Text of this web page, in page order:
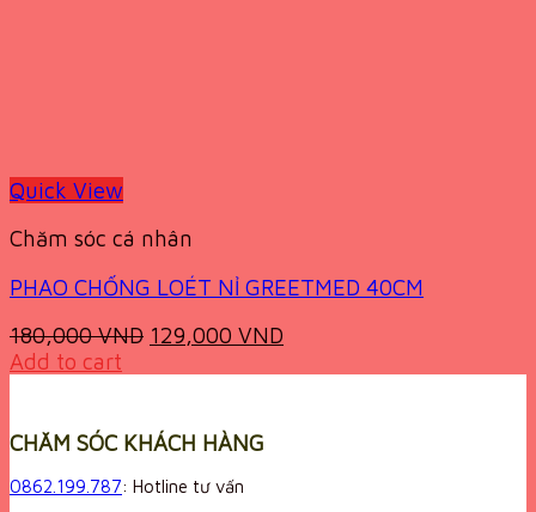
Quick View
Chăm sóc cá nhân
PHAO CHỐNG LOÉT NỈ GREETMED 40CM
180,000VND Original
129,000 VND
Add to cart
CHĂM SÓC KHÁCH HÀNG
0862.199.787: Hotline tư vấn